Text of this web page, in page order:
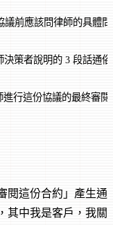
前應該問律師的具體
策者說明的 3 段話通
行這份協議的最終審閱
閱這份合約」產生通
其中我是客戶，我關